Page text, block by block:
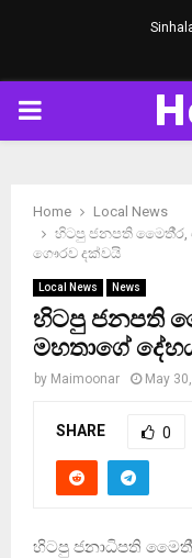
PRIMARY
Home
Local News
හිටපු ජනපති මෛතී‍්‍ර,
ගෞරව දක්වයි
Local News News
හිටපු ජනපති
මහතාගේ
by Maimoonar May
SHARE 0
හිටපු ජනාධිපති